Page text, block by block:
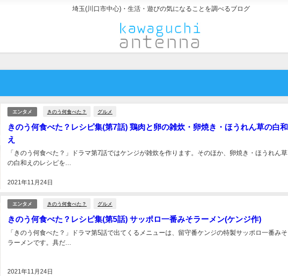
埼玉(川口市中心)・生活・遊びの気になることを調べるブログ
エンタメ きのう何食べた？ グルメ
きのう何食べた？レシピ集(第7話) 鶏肉と卵の雑炊・卵焼き・ほうれん草の白和
え
2021年11月24日
「きのう何食べた？」ドラマ第7話ではケンジが雑炊を作ります。そのほか、卵焼き・ほうれん草
の白和えのレシピを...
エンタメ きのう何食べた？ グルメ
きのう何食べた？レシピ集(第5話) サッポロ一番みそラーメン(ケンジ作)
2021年11月24日
「きのう何食べた？」ドラマ第5話で出てくるメニューは、留守番ケンジの特製サッポロ一番みそ
ラーメンです。具だ...